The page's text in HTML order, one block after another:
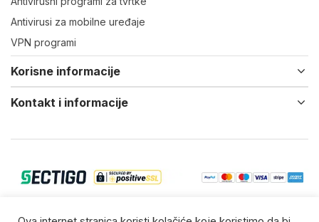
Antivirusi za mobilne uređaje
VPN programi
Korisne informacije
Kontakt i informacije
© 2022-25 Virtual IT d.o.o. Vsa prava zadržana.